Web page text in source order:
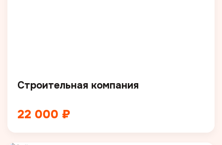
Строительная компания
22 000 ₽